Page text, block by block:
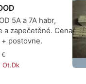
5A a 7A habr,
a zapečetěné. Cena
+ postovne.
€
Ot.Dk